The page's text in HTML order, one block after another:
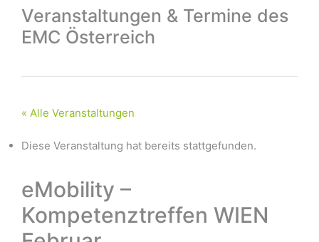
Veranstaltungen & Termine des
EMC Österreich
« Alle Veranstaltungen
Diese Veranstaltung hat bereits stattgefunden.
eMobility –
Kompetenztreffen WIEN